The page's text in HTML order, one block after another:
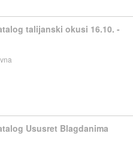
talijanski okusi 16.10. -
Ususret Blagdanima